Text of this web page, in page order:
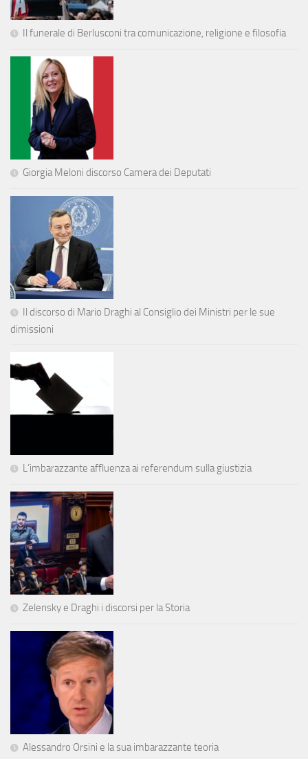
Il funerale di Berlusconi tra comunicazione, religione e filosofia
Giorgia Meloni discorso Camera dei Deputati
Il discorso di Mario Draghi al Consiglio dei Ministri per le sue
dimissioni
L’imbarazzante affluenza ai referendum sulla giustizia
Zelensky e Draghi i discorsi per la Storia
Alessandro Orsini e la sua imbarazzante teoria